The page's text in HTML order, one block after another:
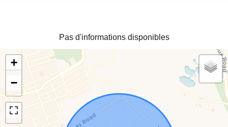
Pas d'informations disponibles
+
−